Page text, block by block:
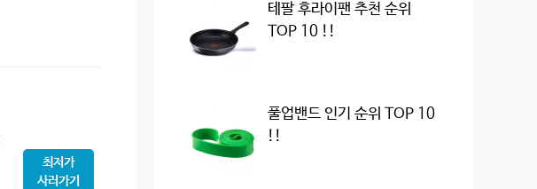
최저가
사러가기
테팔 후라이팬 추천 순위
TOP 10 !!
풀업밴드 인기 순위 TOP 10
!!